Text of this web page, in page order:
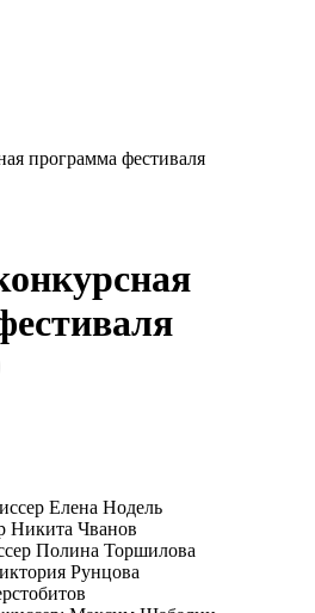
программа фестиваля
Елена Нодель
Никита Чванов
Полина Торшилова
Рунцова